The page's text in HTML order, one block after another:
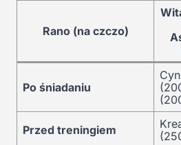
Rano (na czczo)
Po śniadaniu
Przed treningiem